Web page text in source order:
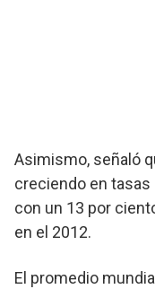
Asimismo, señaló
creciendo en
con un 13 por
en el 2012.
El promedio